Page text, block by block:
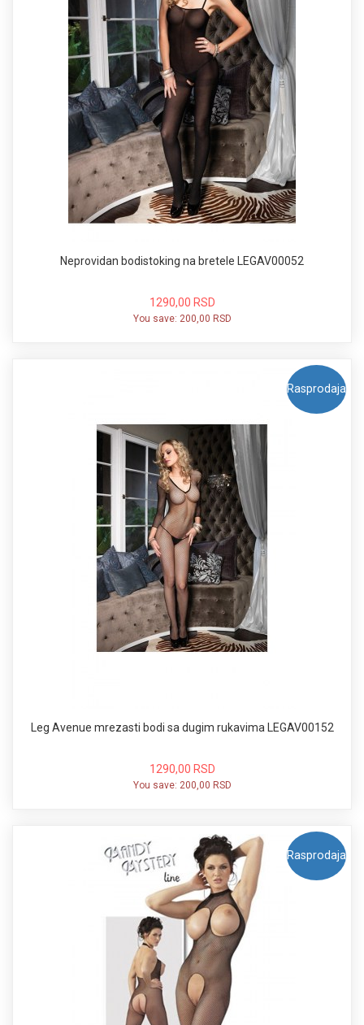
Neprovidan bodistoking na bretele LEGAV00052
1290,00 RSD
You save: 200,00 RSD
Rasprodaja
Leg Avenue mrezasti bodi sa dugim rukavima LEGAV00152
1290,00 RSD
You save: 200,00 RSD
Rasprodaja